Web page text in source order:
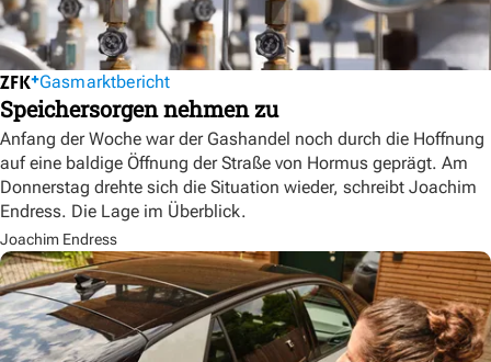
Gasmarktbericht
Speichersorgen nehmen zu
Anfang der Woche war der Gashandel noch durch die Hoffnung
auf eine baldige Öffnung der Straße von Hormus geprägt. Am
Donnerstag drehte sich die Situation wieder, schreibt Joachim
Endress. Die Lage im Überblick.
Joachim Endress